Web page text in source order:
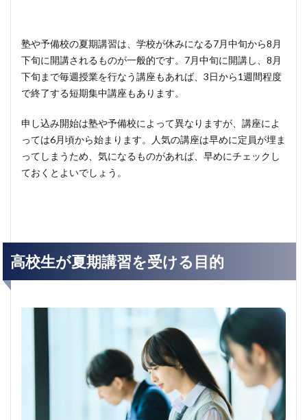
塾や予備校の夏期講習は、学校が休みになる7月中旬から8月
下旬に開講されるものが一般的です。7月中旬に開講し、8月
下旬まで毎週授業を行なう講座もあれば、3日から1週間程度
で終了する短期集中講座もあります。
申し込み開始は塾や予備校によって異なりますが、講座によ
っては6月頃から始まります。人気の講座は早めに定員が埋ま
ってしまうため、気になるものがあれば、早めにチェックし
ておくとよいでしょう。
高校生が夏期講習を受ける目的